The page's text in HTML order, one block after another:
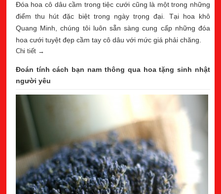
Đóa hoa cô dâu cầm trong tiệc cưới cũng là một trong những
điểm thu hút đặc biệt trong ngày trọng đại. Tại hoa khô
Quang Minh, chúng tôi luôn sẵn sàng cung cấp những đóa
hoa cưới tuyệt đẹp cầm tay cô dâu với mức giá phải chăng.
Chi tiết →
Đoán tính cách bạn nam thông qua hoa tặng sinh nhật
người yêu